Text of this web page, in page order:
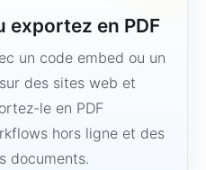
exportez en PDF
un code embed ou un
des sites web et
le en PDF
hors ligne et des
documents.